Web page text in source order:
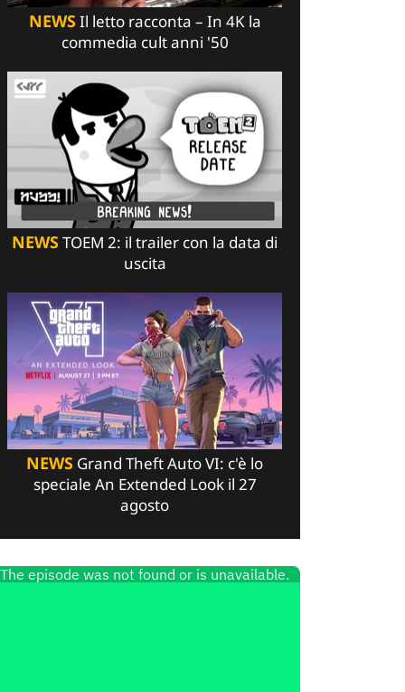
NEWSIl letto racconta – In 4K la
commedia cult anni '50
NEWSTOEM 2: il trailer con la data di
uscita
NEWS Grand Theft Auto VI: c'è lo
speciale An Extended Look il 27
agosto